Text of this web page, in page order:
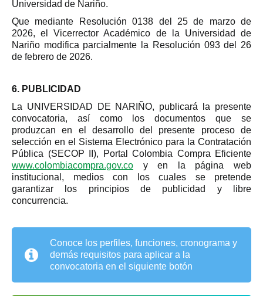
Universidad de Nariño.
Que mediante Resolución 0138 del 25 de marzo de
2026, el Vicerrector Académico de la Universidad de
Nariño modifica parcialmente la Resolución 093 del 26
de febrero de 2026.
6. PUBLICIDAD
La UNIVERSIDAD DE NARIÑO, publicará la presente
convocatoria, así como los documentos que se
produzcan en el desarrollo del presente proceso de
selección en el Sistema Electrónico para la Contratación
Pública (SECOP II), Portal Colombia Compra Eficiente
www.colombiacompra.gov.co y en la página web
institucional, medios con los cuales se pretende
garantizar los principios de publicidad y libre
concurrencia.
Conoce los perfiles, funciones, cronograma y
demás requisitos para aplicar a la
convocatoria en el siguiente botón